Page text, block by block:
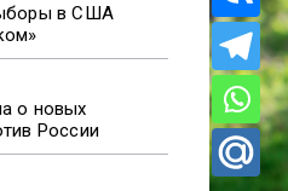
в США
о новых
России